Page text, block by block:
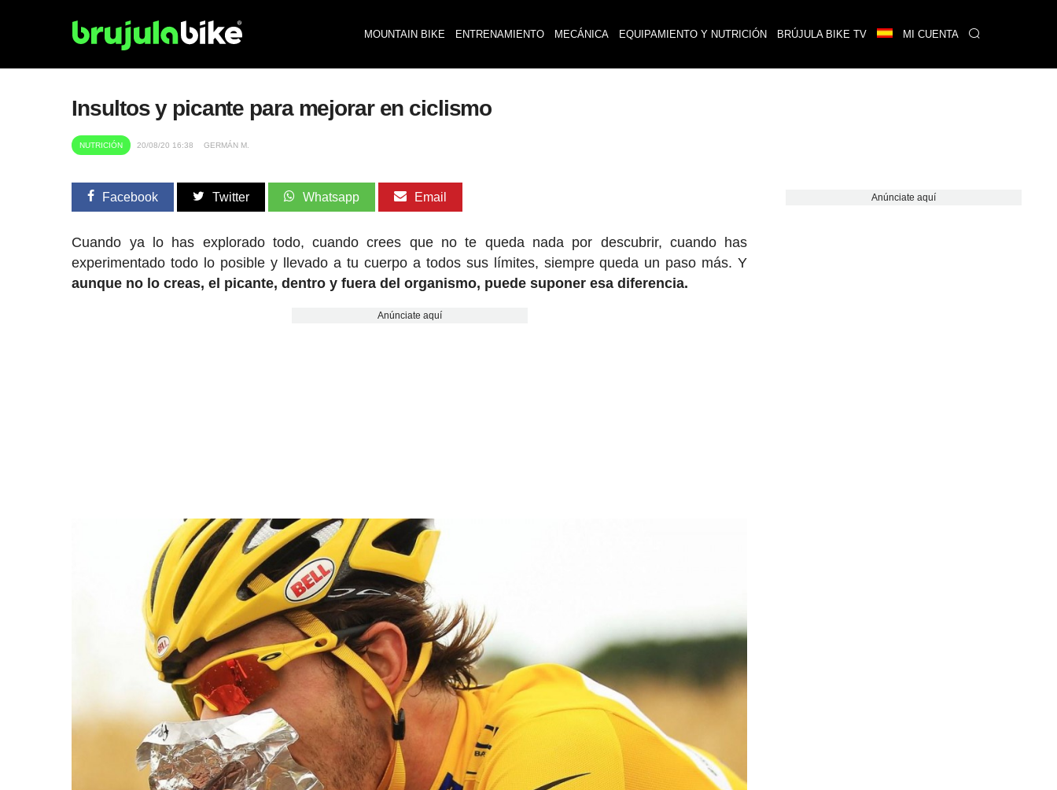
MOUNTAIN BIKE ENTRENAMIENTO MECÁNICA EQUIPAMIENTO Y NUTRICIÓN BRÚJULA BIKE TV MI CUENTA
Insultos y picante para mejorar en ciclismo
NUTRICIÓN 20/08/20 16:38 GERMÁN M.
Facebook Twitter Whatsapp Email
Cuando ya lo has explorado todo, cuando crees que no te queda nada por descubrir, cuando has
experimentado todo lo posible y llevado a tu cuerpo a todos sus límites, siempre queda un paso más. Y
aunque no lo creas, el picante, dentro y fuera del organismo, puede suponer esa diferencia.
Anúnciate aquí
Anúnciate aquí